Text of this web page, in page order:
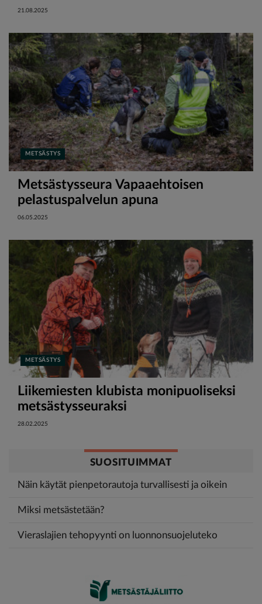
yhdessä
21.08.2025
METSÄSTYS
Metsästysseura Vapaaehtoisen
pelastuspalvelun apuna
06.05.2025
METSÄSTYS
Liikemiesten klubista monipuoliseksi
metsästysseuraksi
28.02.2025
SUOSITUIMMAT
Näin käytät pienpetorautoja turvallisesti ja oikein
Miksi metsästetään?
Vieraslajien tehopyynti on luonnonsuojeluteko